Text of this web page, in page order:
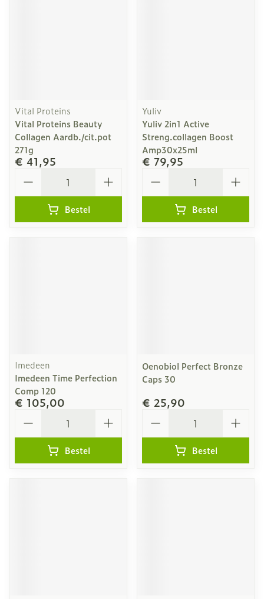
Vital Proteins
Vital Proteins Beauty
Collagen Aardb./cit.pot
271g
€ 41,95
Bestel
Yuliv
Yuliv 2in1 Active
Streng.collagen Boost
Amp30x25ml
€ 79,95
Bestel
Imedeen
Imedeen Time Perfection
Comp 120
€ 105,00
Bestel
Oenobiol Perfect Bronze
Caps 30
€ 25,90
Bestel